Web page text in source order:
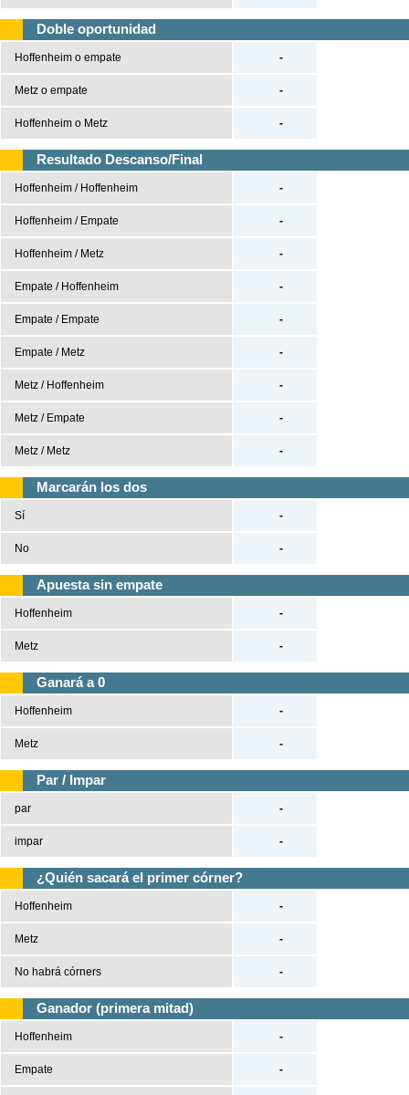
Doble oportunidad
Hoffenheim o empate
Metz o empate
Hoffenheim o Metz
-
-
-
Resultado Descanso/Final
Hoffenheim / Hoffenheim
Hoffenheim / Empate
Hoffenheim / Metz
Empate / Hoffenheim
Empate / Empate
Empate / Metz
Metz / Hoffenheim
Metz / Empate
Metz / Metz
-
-
-
-
-
-
-
-
-
Marcarán los dos
Sí
No
-
-
Apuesta sin empate
Hoffenheim
Metz
-
-
Ganará a 0
Hoffenheim
Metz
-
-
Par / Impar
par
impar
-
-
¿Quién sacará el primer córner?
Hoffenheim
Metz
No habrá córners
-
-
-
Ganador (primera mitad)
Hoffenheim
Empate
-
-
Premier League
Bundesliga
Champions League
Europa League
Baloncesto
España
LEB
NBA
Europa
Euroliga
Eurocup
Tenis
Béisbol
Casas de Apuestas
Versión clásica